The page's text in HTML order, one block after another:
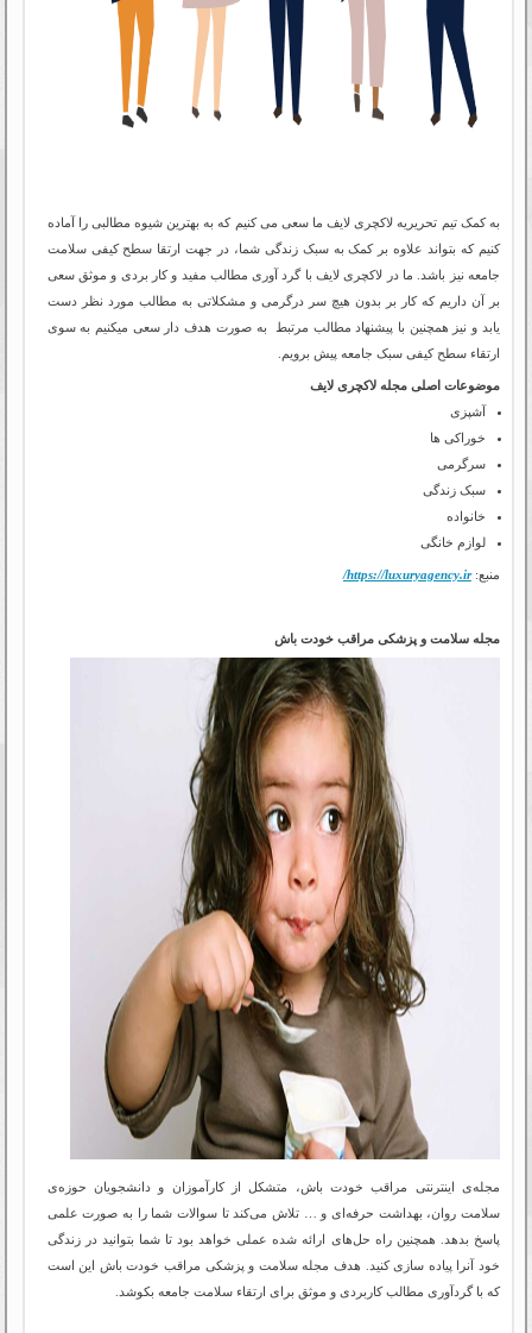
به کمک تیم تحریریه لاکچری لایف ما سعی می کنیم که به بهترین شیوه مطالبی را آماده
کنیم که بتواند علاوه بر کمک به سبک زندگی شما، در جهت ارتقا سطح کیفی سلامت
جامعه نیز باشد. ما در لاکچری لایف با گرد آوری مطالب مفید و کار بردی و موثق سعی
بر آن داریم که کار بر بدون هیچ سر درگرمی و مشکلاتی به مطالب مورد نظر دست
یابد و نیز همچنین با پیشنهاد مطالب مرتبط به صورت هدف دار سعی میکنیم به سوی
ارتقاء سطح کیفی سبک جامعه پیش برویم.
موضوعات اصلی مجله لاکچری لایف
آشپزی
خوراکی ها
سرگرمی
سبک زندگی
خانواده
لوازم خانگی
منبع:https://luxuryagency.ir/
مجله سلامت و پزشکی مراقب خودت باش
مجله‌ی اینترنتی مراقب خودت باش، متشکل از کارآموزان و دانشجویان حوزه‌ی
سلامت روان، بهداشت حرفه‌ای و … تلاش می‌کند تا سوالات شما را به صورت علمی
پاسخ بدهد. همچنین راه حل‌های ارائه شده عملی خواهد بود تا شما بتوانید در زندگی
خود آنرا پیاده سازی کنید. هدف مجله سلامت و پزشکی مراقب خودت باش این است
که با گردآوری مطالب کاربردی و موثق برای ارتقاء سلامت جامعه بکوشد.